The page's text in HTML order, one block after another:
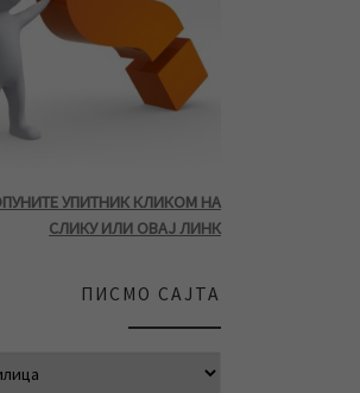
УПИТНИК КЛИКОМ НА
СЛИКУ ИЛИ ОВАЈ ЛИНК
ПИСМО САЈТА